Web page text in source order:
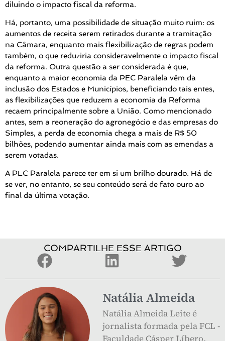
diluindo o impacto fiscal da reforma.
Há, portanto, uma possibilidade de situação muito ruim: os
aumentos de receita serem retirados durante a tramitação
na Câmara, enquanto mais flexibilização de regras podem
também, o que reduziria consideravelmente o impacto fiscal
da reforma. Outra questão a ser considerada é que,
enquanto a maior economia da PEC Paralela vêm da
inclusão dos Estados e Municípios, beneficiando tais entes,
as flexibilizações que reduzem a economia da Reforma
recaem principalmente sobre a União. Como mencionado
antes, sem a reoneração do agronegócio e das empresas do
Simples, a perda de economia chega a mais de R$ 50
bilhões, podendo aumentar ainda mais com as emendas a
serem votadas.
A PEC Paralela parece ter em si um brilho dourado. Há de
se ver, no entanto, se seu conteúdo será de fato ouro ao
final da última votação.
COMPARTILHE ESSE ARTIGO
Natália Almeida
Natália Almeida Leite é
jornalista formada pela FCL -